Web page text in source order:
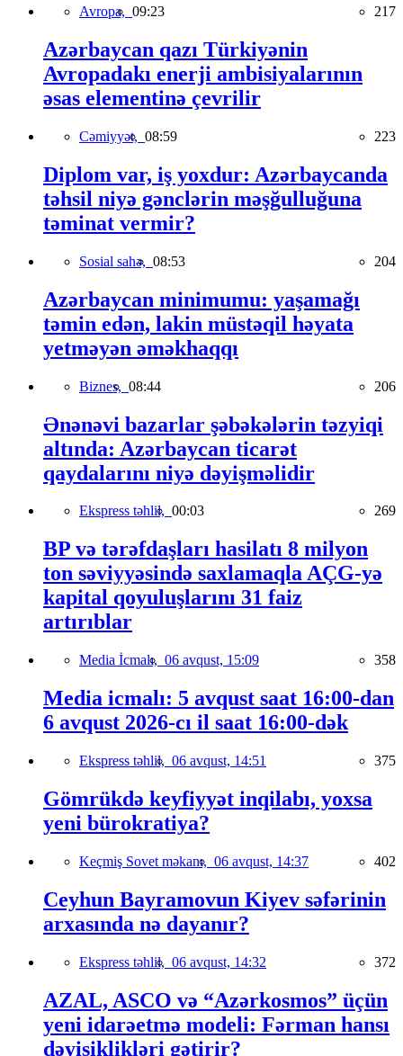
Avropa, 09:23 217
Azərbaycan qazı Türkiyənin
Avropadakı enerji ambisiyalarının
əsas elementinə çevrilir
Cəmiyyət, 08:59 223
Diplom var, iş yoxdur: Azərbaycanda
təhsil niyə gənclərin məşğulluğuna
təminat vermir?
Sosial sahə, 08:53 204
Azərbaycan minimumu: yaşamağı
təmin edən, lakin müstəqil həyata
yetməyən əməkhaqqı
Biznes, 08:44 206
Ənənəvi bazarlar şəbəkələrin təzyiqi
altında: Azərbaycan ticarət
qaydalarını niyə dəyişməlidir
Ekspress təhlil, 00:03 269
BP və tərəfdaşları hasilatı 8 milyon
ton səviyyəsində saxlamaqla AÇG-yə
kapital qoyuluşlarını 31 faiz
artırıblar
Media İcmalı, 06 avqust, 15:09 358
Media icmalı: 5 avqust saat 16:00-dan
6 avqust 2026-cı il saat 16:00-dək
Ekspress təhlil, 06 avqust, 14:51 375
Gömrükdə keyfiyyət inqilabı, yoxsa
yeni bürokratiya?
Keçmiş Sovet məkanı, 06 avqust, 14:37 402
Ceyhun Bayramovun Kiyev səfərinin
arxasında nə dayanır?
Ekspress təhlil, 06 avqust, 14:32 372
AZAL, ASCO və “Azərkosmos” üçün
yeni idarəetmə modeli: Fərman hansı
dəyişiklikləri gətirir?